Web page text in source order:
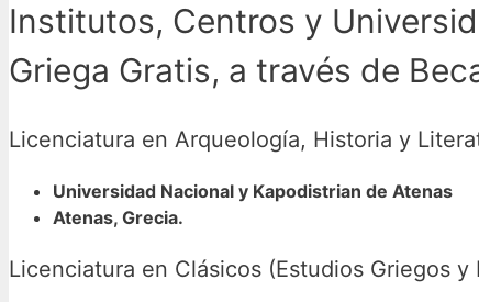
Institutos, Centros y
Griega Gratis, a través de
Licenciatura en Arqueología, Historia y
Universidad Nacional y Kapodistrian de Atenas
Atenas, Grecia.
Licenciatura en Clásicos (Estudios Griegos y